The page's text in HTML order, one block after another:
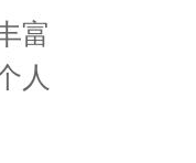
富
人